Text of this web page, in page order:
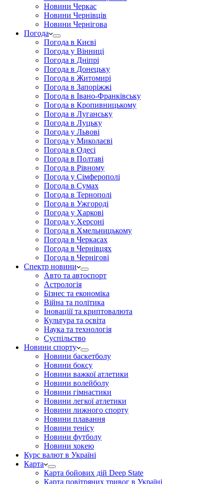
Новини Черкас
Новини Чернівців
Новини Чернігова
Погода
Погода в Києві
Погода у Вінниці
Погода в Дніпрі
Погода в Донецьку
Погода в Житомирі
Погода в Запоріжжі
Погода в Івано-Франківську
Погода в Кропивницькому
Погода в Луганську
Погода в Луцьку
Погода у Львові
Погода у Миколаєві
Погода в Одесі
Погода в Полтаві
Погода в Рівному
Погода у Сімферополі
Погода в Сумах
Погода в Тернополі
Погода в Ужгороді
Погода у Харкові
Погода у Херсоні
Погода в Хмельницькому
Погода в Черкасах
Погода в Чернівцях
Погода в Чернігові
Спектр новини
Авто та автоспорт
Астрологія
Бізнес та економіка
Війна та політика
Іноваціії та криптовалюта
Культура та освіта
Наука та технологія
Суспільство
Новини спорту
Новини баскетболу
Новини боксу
Новини важкої атлетики
Новини волейболу
Новини гімнастики
Новини легкої атлетики
Новини лижного спорту
Новини плавання
Новини тенісу
Новини футболу
Новини хокею
Курс валют в Україні
Карта
Карта бойових дій Deep State
Карта повітряних тривог в Україні